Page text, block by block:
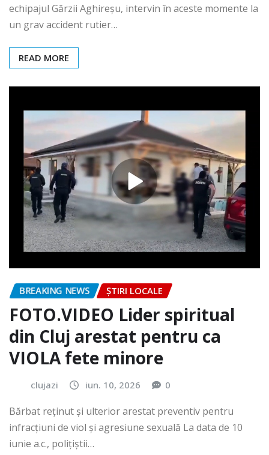
echipajul Gărzii Aghireșu, intervin în aceste momente la
un grav accident rutier…
READ MORE
BREAKING NEWS ȘTIRI LOCALE
FOTO.VIDEO Lider spiritual
din Cluj arestat pentru ca
VIOLA fete minore
clujazi iun. 10, 2026 0
Bărbat reținut și ulterior arestat preventiv pentru
infracțiuni de viol și agresiune sexuală La data de 10
iunie a.c., polițiștii…